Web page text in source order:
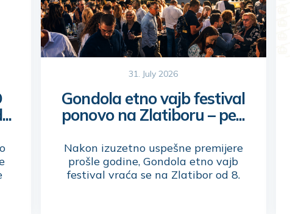
31. July 2026
Gondola etno vajb festival
ponovo na Zlatiboru – pe...
Nakon izuzetno uspešne premijere
prošle godine, Gondola etno vajb
festival vraća se na Zlatibor od 8.